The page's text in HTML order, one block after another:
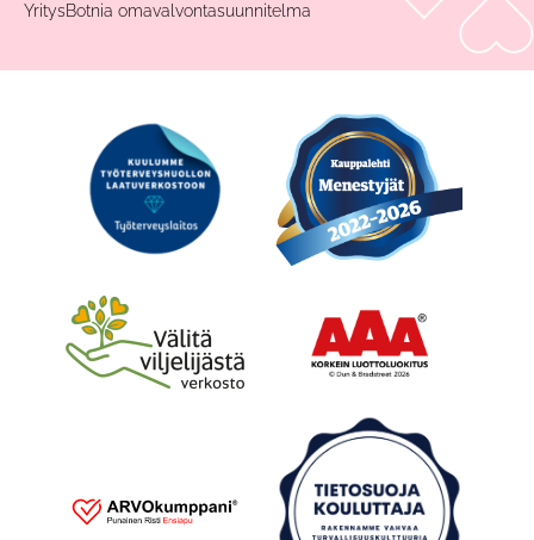
YritysBotnia omavalvontasuunnitelma